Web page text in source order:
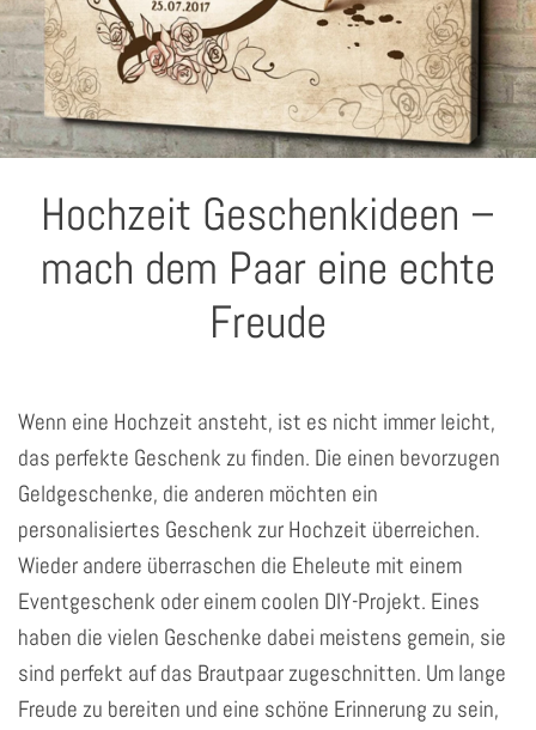
Hochzeit Geschenkideen –
mach dem Paar eine echte
Freude
Wenn eine Hochzeit ansteht, ist es nicht immer leicht,
das perfekte Geschenk zu finden. Die einen bevorzugen
Geldgeschenke, die anderen möchten ein
personalisiertes Geschenk zur Hochzeit überreichen.
Wieder andere überraschen die Eheleute mit einem
Eventgeschenk oder einem coolen DIY-Projekt. Eines
haben die vielen Geschenke dabei meistens gemein, sie
sind perfekt auf das Brautpaar zugeschnitten. Um lange
Freude zu bereiten und eine schöne Erinnerung zu sein,